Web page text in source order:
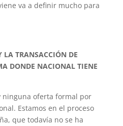
va a definir mucho para
LA TRANSACCIÓN DE
DONDE NACIONAL TIENE
ninguna oferta formal por
Estamos en el proceso
que todavía no se ha